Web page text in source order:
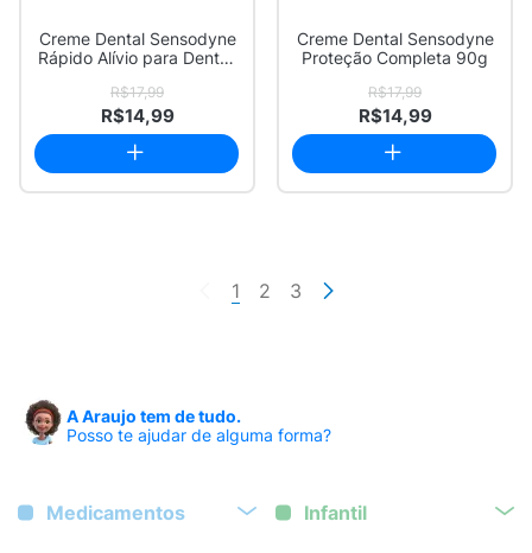
Creme Dental Sensodyne
Rápido Alívio para Dentes
R$17,99
R$14,99
Creme Dental Sensodyne
Proteção Completa 90g
R$17,99
R$14,99
1 2 3
A Araujo tem de tudo.
Posso te ajudar de alguma forma?
Medicamentos Infantil